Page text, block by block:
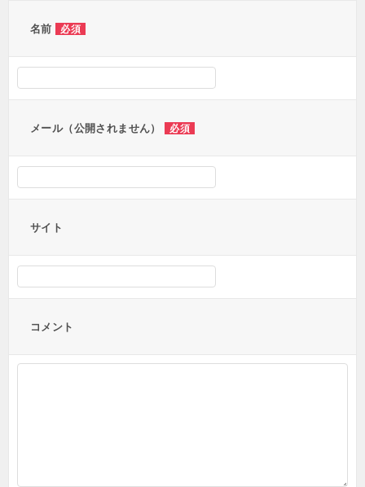
名前 必須
メール（公開されません） 必須
サイト
コメント